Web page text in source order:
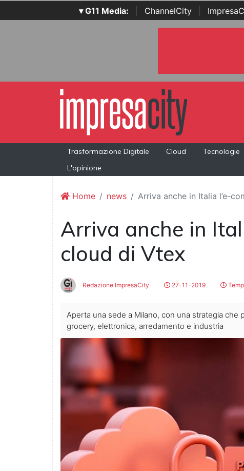
▾ G11 Media: ChannelCity
Trasformazione Digitale Cloud Tecnologie
L'opinione
Home news Arriva anche in Italia l’e-
Arriva anche in
cloud di Vtex
Redazione ImpresaCity 27-11-2019
Aperta una sede a Milano, con una strategia
grocery, elettronica, arredamento e industria